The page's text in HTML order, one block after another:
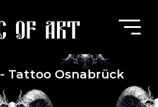
- Tattoo Osnabrück